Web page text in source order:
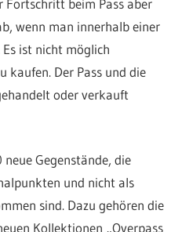
wenn man innerhalb einer
Es ist nicht möglich
kaufen. Der Pass und die
oder verkauft
Gegenstände, die
und nicht als
sind. Dazu gehören die
Kollektionen „Overpass